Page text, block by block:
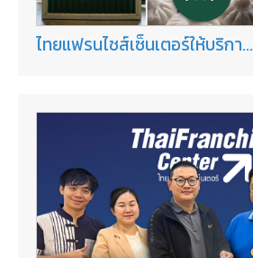
ไทยแฟรนไชส์เซ็นเตอร์ให้บริกา...